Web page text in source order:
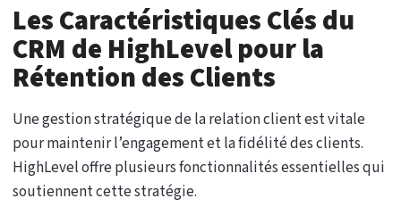
Les Caractéristiques Clés du
CRM de HighLevel pour la
Rétention des Clients
Une gestion stratégique de la relation client est vitale
pour maintenir l’engagement et la fidélité des clients.
HighLevel offre plusieurs fonctionnalités essentielles qui
soutiennent cette stratégie.